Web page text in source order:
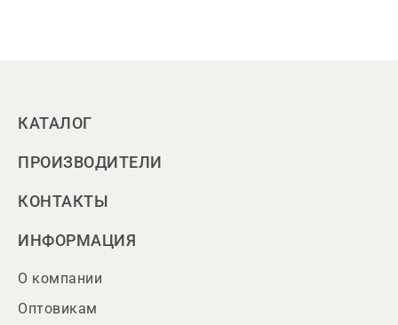
КАТАЛОГ
ПРОИЗВОДИТЕЛИ
КОНТАКТЫ
ИНФОРМАЦИЯ
О компании
Оптовикам